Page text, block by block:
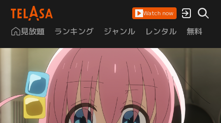
Watch now
見放題 ランキング ジャンル レンタル 無料